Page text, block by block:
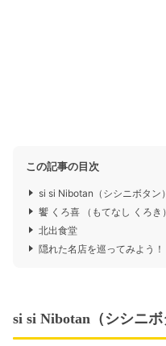
この記事の目次
si si Nibotan（シシニボタン）
饗 くろ喜 （もてなし くろき）
北出食堂
隠れた名店を巡ってみよう！
si si Nibotan（シシニボ